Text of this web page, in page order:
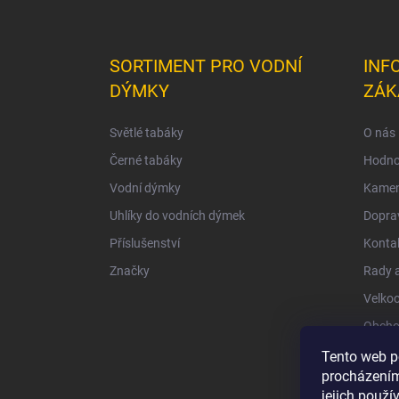
Tento web
SORTIMENT PRO VODNÍ
DÝMKY
Světlé tabáky
Černé tabáky
Vodní dýmky
Uhlíky do vodních dýmek
Příslušenství
Značky
O nás
Rady